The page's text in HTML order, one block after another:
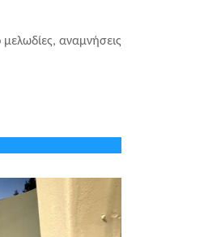
αναμνήσεις